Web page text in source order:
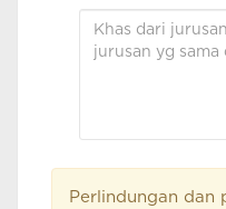
Perlindungan dan